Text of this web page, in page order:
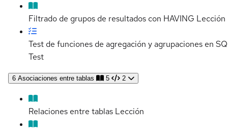
Filtrado de grupos de resultados con HAVING Lección
Test de funciones de agregación y agrupaciones en
Test
6 Asociaciones entre tablas 5 2
Relaciones entre tablas Lección